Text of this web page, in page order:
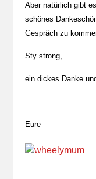
Aber natürlich gibt
schönes
Gespräch zu
Sty strong,
ein dickes Danke
Eure